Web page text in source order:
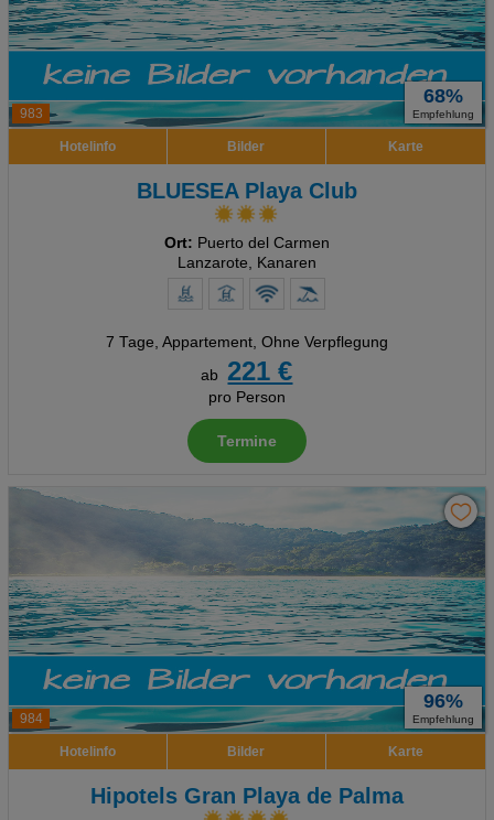
983
68%
Empfehlung
Hotelinfo Bilder Karte
BLUESEA Playa Club
Ort: Puerto del Carmen
Lanzarote, Kanaren
7 Tage, Appartement, Ohne Verpflegung
ab
221 €
pro Person
Termine
984
96%
Empfehlung
Hotelinfo Bilder Karte
Hipotels Gran Playa de Palma